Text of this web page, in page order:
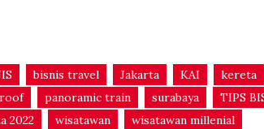
bisnis travel Jakarta KAI kereta
panoramic train surabaya TIPS
2022 wisatawan wisatawan millenial